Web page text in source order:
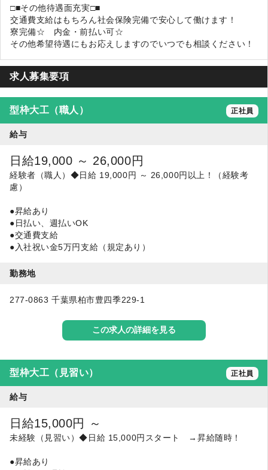
□■その他待遇面充実□■
交通費支給はもちろん社会保険完備で安心して働けます！
寮完備☆ 内金・前払い可☆
その他希望待遇にもお応えしますのでいつでも相談ください！
求人募集要項
型枠大工（職人） 正社員
給与
日給19,000 ～ 26,000円
経験者（職人）◆日給 19,000円 ～ 26,000円以上！（経験考
慮）
●昇給あり
●日払い、週払いOK
●交通費支給
●入社祝い金5万円支給（規定あり）
勤務地
277-0863 千葉県柏市豊四季229-1
この求人の詳細を見る
型枠大工（見習い） 正社員
給与
日給15,000円 ～
未経験（見習い）◆日給 15,000円スタート →昇給随時！
●昇給あり